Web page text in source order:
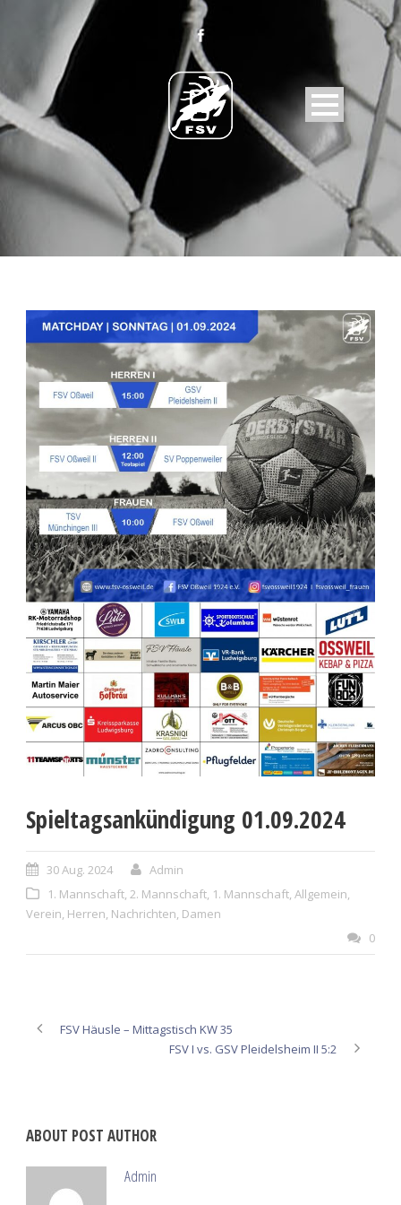
Spieltagsankündigung 01.09.2024
30 Aug. 2024
Admin
1. Mannschaft, 2. Mannschaft, 1. Mannschaft, Allgemein,
Verein, Herren, Nachrichten, Damen
0
FSV Häusle – Mittagstisch KW 35
FSV I vs. GSV Pleidelsheim II 5:2
ABOUT POST AUTHOR
Admin